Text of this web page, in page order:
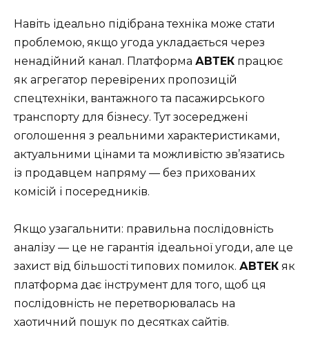
Навіть ідеально підібрана техніка може стати
проблемою, якщо угода укладається через
ненадійний канал. Платформа АВТЕК працює
як агрегатор перевірених пропозицій
спецтехніки, вантажного та пасажирського
транспорту для бізнесу. Тут зосереджені
оголошення з реальними характеристиками,
актуальними цінами та можливістю зв’язатись
із продавцем напряму — без прихованих
комісій і посередників.
Якщо узагальнити: правильна послідовність
аналізу — це не гарантія ідеальної угоди, але це
захист від більшості типових помилок. АВТЕК як
платформа дає інструмент для того, щоб ця
послідовність не перетворювалась на
хаотичний пошук по десятках сайтів.